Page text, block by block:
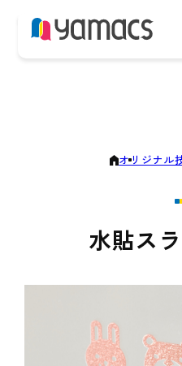
オリジナル
水貼ス